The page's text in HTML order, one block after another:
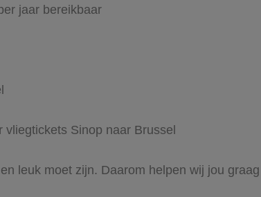
jaar bereikbaar
Sinop naar Brussel
leuk moet zijn. Daarom helpen wij jou